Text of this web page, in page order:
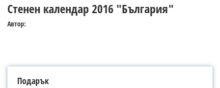
Стенен календар 2016 "България"
Автор:
Подарък